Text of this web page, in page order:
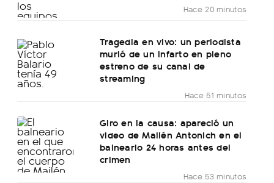
Hace 20 minutos
Tragedia en vivo: un periodista
murió de un infarto en pleno
estreno de su canal de
streaming
Hace 51 minutos
Giro en la causa: apareció un
video de Mailén Antonich en el
balneario 24 horas antes del
crimen
Hace 53 minutos